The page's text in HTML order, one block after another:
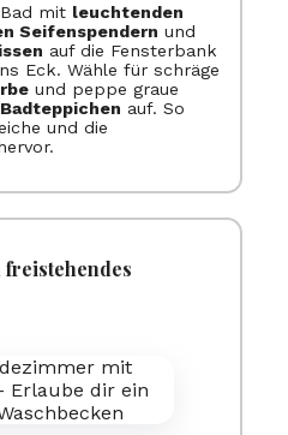
mit leuchtenden
Seifenspendern und
auf die Fensterbank
Eck. Wähle für schräge
und peppe graue
auf. So
und die